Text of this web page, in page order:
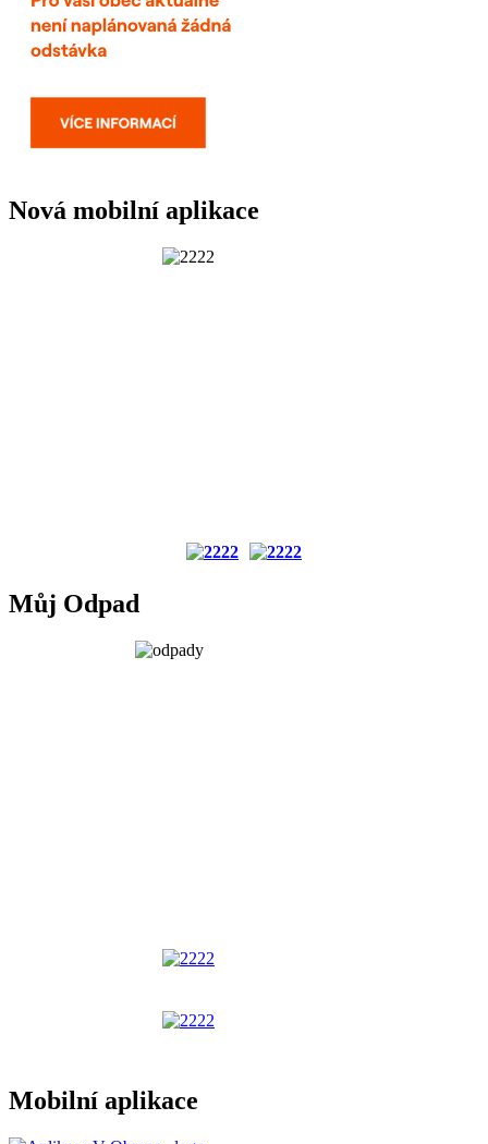
Nová mobilní aplikace
Můj Odpad
Mobilní aplikace